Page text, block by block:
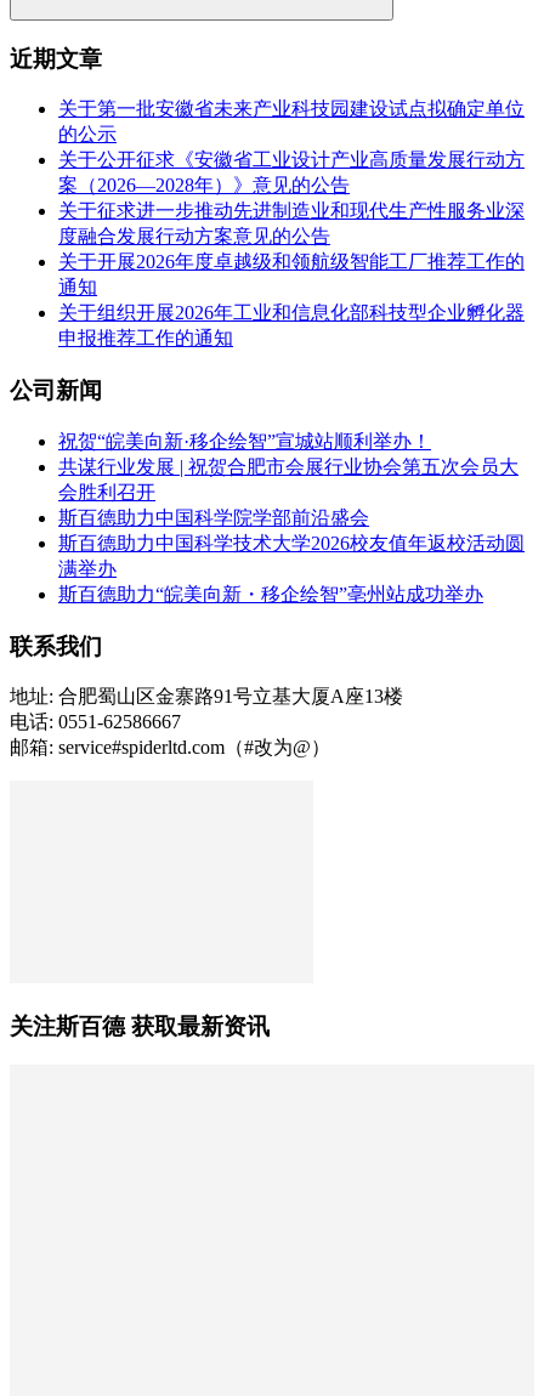
近期文章
关于第一批安徽省未来产业科技园建设试点拟确定单位
的公示
关于公开征求《安徽省工业设计产业高质量发展行动方
案（2026—2028年）》意见的公告
关于征求进一步推动先进制造业和现代生产性服务业深
度融合发展行动方案意见的公告
关于开展2026年度卓越级和领航级智能工厂推荐工作的
通知
关于组织开展2026年工业和信息化部科技型企业孵化器
申报推荐工作的通知
公司新闻
祝贺“皖美向新·移企绘智”宣城站顺利举办！
共谋行业发展 | 祝贺合肥市会展行业协会第五次会员大
会胜利召开
斯百德助力中国科学院学部前沿盛会
斯百德助力中国科学技术大学2026校友值年返校活动圆
满举办
斯百德助力“皖美向新・移企绘智”亳州站成功举办
联系我们
地址: 合肥蜀山区金寨路91号立基大厦A座13楼
电话: 0551-62586667
邮箱: service#spiderltd.com（#改为@）
关注斯百德 获取最新资讯